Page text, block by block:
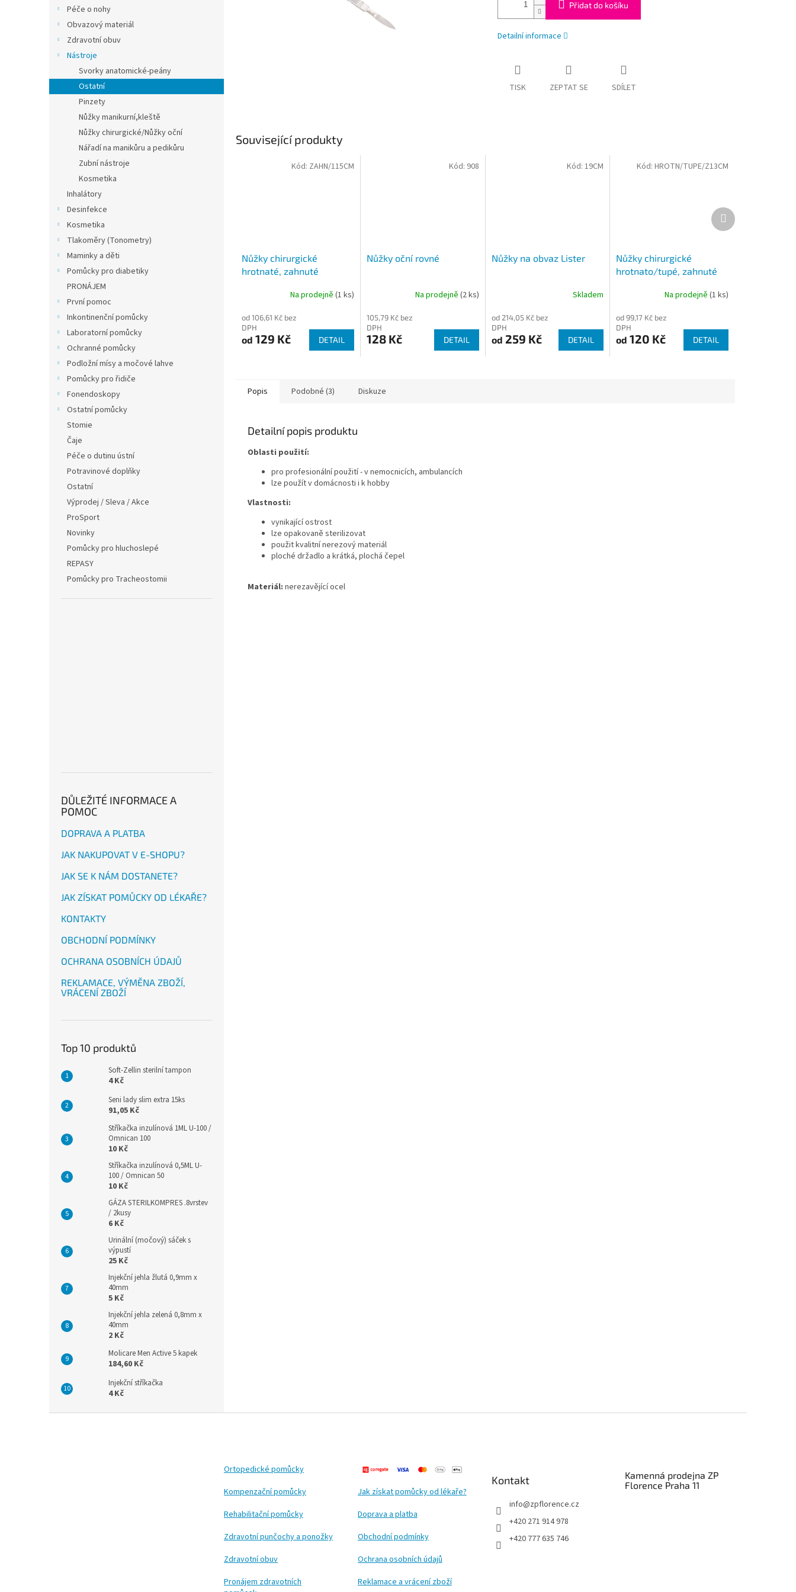
Péče o nohy
Obvazový materiál
Zdravotní obuv
Nástroje
Svorky anatomické-peány
Ostatní
Pinzety
Nůžky manikurní,kleště
Nůžky chirurgické/Nůžky oční
Nářadí na manikůru a pedikůru
Zubní nástroje
Kosmetika
Inhalátory
Desinfekce
Kosmetika
Tlakoměry (Tonometry)
Maminky a děti
Pomůcky pro diabetiky
PRONÁJEM
První pomoc
Inkontinenční pomůcky
Laboratorní pomůcky
Ochranné pomůcky
Podložní mísy a močové lahve
Pomůcky pro řidiče
Fonendoskopy
Ostatní pomůcky
Stomie
Čaje
Péče o dutinu ústní
Potravinové doplňky
Ostatní
Výprodej / Sleva / Akce
ProSport
Novinky
Pomůcky pro hluchoslepé
REPASY
Pomůcky pro Tracheostomii
DŮLEŽITÉ INFORMACE A
POMOC
DOPRAVA A PLATBA
JAK NAKUPOVAT V E-SHOPU?
JAK SE K NÁM DOSTANETE?
JAK ZÍSKAT POMŮCKY OD LÉKAŘE?
KONTAKTY
OBCHODNÍ PODMÍNKY
OCHRANA OSOBNÍCH ÚDAJŮ
REKLAMACE, VÝMĚNA ZBOŽÍ,
VRÁCENÍ ZBOŽÍ
Top 10 produktů
Soft-Zellin sterilní tampon
4 Kč
Seni lady slim extra 15ks
91,05 Kč
Stříkačka inzulínová 1ML U-100 /
Omnican 100
10 Kč
Stříkačka inzulínová 0,5ML U-
100 / Omnican 50
10 Kč
GÁZA STERILKOMPRES .8vrstev
/ 2kusy
6 Kč
Urinální (močový) sáček s
výpustí
25 Kč
Injekční jehla žlutá 0,9mm x
40mm
5 Kč
Injekční jehla zelená 0,8mm x
40mm
2 Kč
Molicare Men Active 5 kapek
184,60 Kč
Injekční stříkačka
4 Kč
Přidat do košíku
Detailní informace
TISK ZEPTAT SE SDÍLET
Související produkty
Nůžky chirurgické
hrotnaté, zahnuté
Na prodejně (1 ks)
od 106,61 Kč bez
DPH
od 129 Kč DETAIL
Kód: ZAHN/115CM
Nůžky oční rovné
Na prodejně (2 ks)
105,79 Kč bez
DPH
128 Kč DETAIL
Kód: 908
Nůžky na obvaz Lister
Skladem
od 214,05 Kč bez
DPH
od 259 Kč DETAIL
Kód:19CM
Nůžky chirurgické
hrotnato/tupé, zahnuté
Na prodejně (1 ks)
od 99,17 Kč bez
DPH
od 120 Kč DETAIL
Kód: HROTN/TUPE/Z13CM
Další
produkt
Popis Podobné (3) Diskuze
Detailní popis produktu
Oblasti použití:
pro profesionální použití - v nemocnicích, ambulancích
lze použít v domácnosti i k hobby
Vlastnosti:
vynikající ostrost
lze opakovaně sterilizovat
použit kvalitní nerezový materiál
ploché držadlo a krátká, plochá čepel
Materiál: nerezavějící ocel
Ortopedické pomůcky
Kompenzační pomůcky
Rehabilitační pomůcky
Zdravotní punčochy a ponožky
Zdravotní obuv
Pronájem zdravotních
Jak získat pomůcky od lékaře?
Doprava a platba
Obchodní podmínky
Ochrana osobních údajů
Reklamace a vrácení zboží
Kontakt
info@zpflorence.cz
+420 271 914 978
+420 777 635 746
Kamenná prodejna ZP
Florence Praha 11